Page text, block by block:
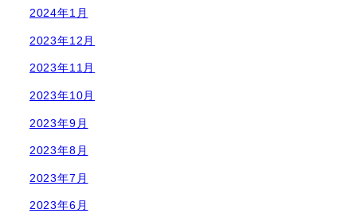
2024年1月
2023年12月
2023年11月
2023年10月
2023年9月
2023年8月
2023年7月
2023年6月